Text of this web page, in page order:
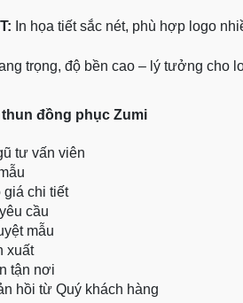
In họa tiết sắc nét, phù hợp logo
trọng, độ bền cao – lý tưởng cho
đồng phục Zumi
tư vấn viên
giá chi tiết
cầu
mẫu
xuất
tận nơi
hồi từ Quý khách hàng